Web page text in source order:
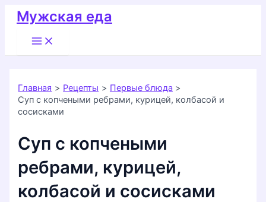
Перейти
содержимому
Мужская еда
Main
Menu
Главная Рецепты
Первые блюда
Суп с копчеными ребрами, курицей, колбасой и
сосисками
Суп с копчеными
ребрами, курицей,
колбасой и сосисками